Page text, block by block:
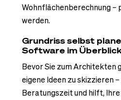
Wohnflächenberechnung –
werden.
Grundriss selbst
Software im
Bevor Sie zum Architekten
eigene Ideen zu skizzieren
Beratungszeit und hilft,